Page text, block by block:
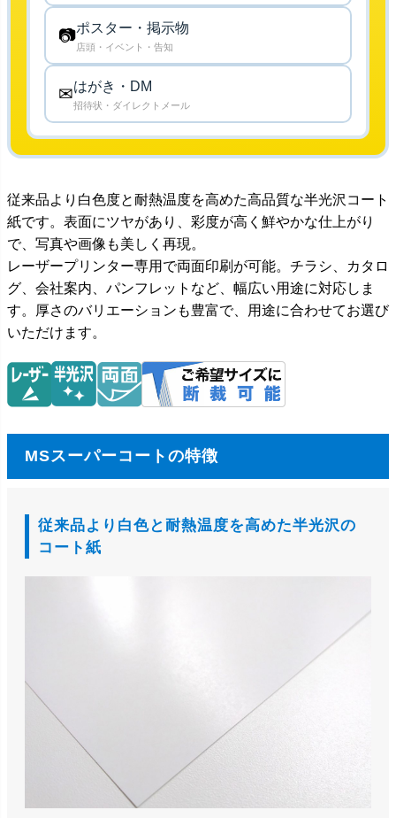
📷ポスター・掲示物
店頭・イベント・告知
✉はがき・DM
招待状・ダイレクトメール
従来品より白色度と耐熱温度を高めた高品質な半光沢コート
紙です。表面にツヤがあり、彩度が高く鮮やかな仕上がり
で、写真や画像も美しく再現。
レーザープリンター専用で両面印刷が可能。チラシ、カタロ
グ、会社案内、パンフレットなど、幅広い用途に対応しま
す。厚さのバリエーションも豊富で、用途に合わせてお選び
いただけます。
MSスーパーコートの特徴
従来品より白色と耐熱温度を高めた半光沢の
コート紙